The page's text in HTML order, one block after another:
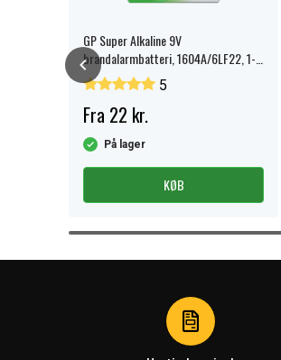
GP Super Alkaline 9V
brandalarmbatteri, 1604A/6LF22, 1-
pak.
5
Fra 22 kr.
På lager
KØB
Item